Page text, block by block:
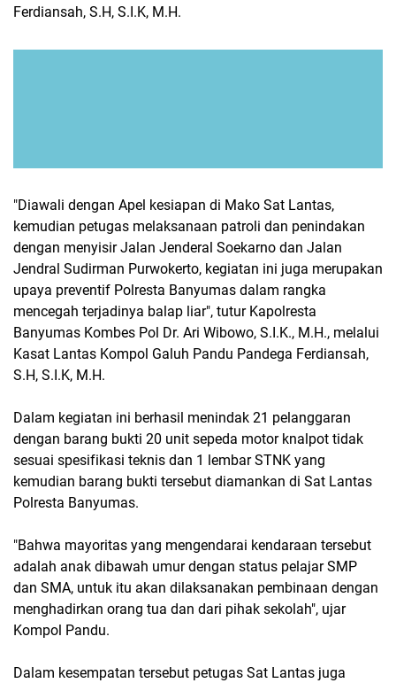
Ferdiansah, S.H, S.I.K, M.H.
"Diawali dengan Apel kesiapan di Mako Sat Lantas,
kemudian petugas melaksanaan patroli dan penindakan
dengan menyisir Jalan Jenderal Soekarno dan Jalan
Jendral Sudirman Purwokerto, kegiatan ini juga merupakan
upaya preventif Polresta Banyumas dalam rangka
mencegah terjadinya balap liar", tutur Kapolresta
Banyumas Kombes Pol Dr. Ari Wibowo, S.I.K., M.H., melalui
Kasat Lantas Kompol Galuh Pandu Pandega Ferdiansah,
S.H, S.I.K, M.H.
Dalam kegiatan ini berhasil menindak 21 pelanggaran
dengan barang bukti 20 unit sepeda motor knalpot tidak
sesuai spesifikasi teknis dan 1 lembar STNK yang
kemudian barang bukti tersebut diamankan di Sat Lantas
Polresta Banyumas.
"Bahwa mayoritas yang mengendarai kendaraan tersebut
adalah anak dibawah umur dengan status pelajar SMP
dan SMA, untuk itu akan dilaksanakan pembinaan dengan
menghadirkan orang tua dan dari pihak sekolah", ujar
Kompol Pandu.
Dalam kesempatan tersebut petugas Sat Lantas juga